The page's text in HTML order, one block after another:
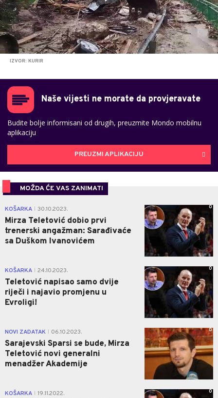
IZVOR: KURIR
Naše vijesti ne morate da provjeravate
Budite bolje informisani od drugih, preuzmite Mondo mobilnu
aplikaciju
PREUZMI APLIKACIJU
MOŽDA ĆE VAS ZANIMATI
KOŠARKA 30.10.2023.
Mirza Teletović dobio prvi
trenerski angažman: Sarađivaće
sa Duškom Ivanovićem
0
KOŠARKA 24.10.2023.
Teletović napisao samo dvije
riječi i najavio promjenu u
Evroligi!
0
NOVI ZADATAK 06.10.2023.
Sarajevski Sparsi se bude, Mirza
Teletović novi generalni
menadžer Akademije
0
KOŠARKA 19.11.2022. 0